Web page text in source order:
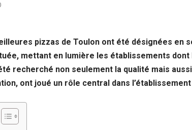
pizzas de Toulon ont été désignées en
mettant en lumière les établissements
recherché non seulement la qualité mais
ont joué un rôle central dans